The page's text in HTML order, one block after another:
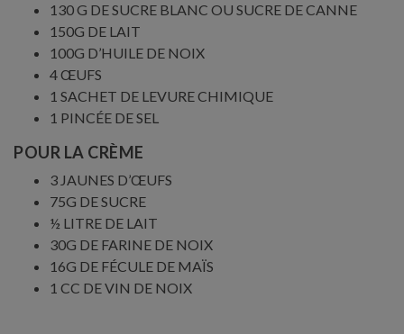
130 G DE SUCRE BLANC OU SUCRE DE CANNE
150G DE LAIT
100G D’HUILE DE NOIX
4 ŒUFS
1 SACHET DE LEVURE CHIMIQUE
1 PINCÉE DE SEL
POUR LA CRÈME
3 JAUNES D’ŒUFS
75G DE SUCRE
½ LITRE DE LAIT
30G DE FARINE DE NOIX
16G DE FÉCULE DE MAÏS
1 CC DE VIN DE NOIX